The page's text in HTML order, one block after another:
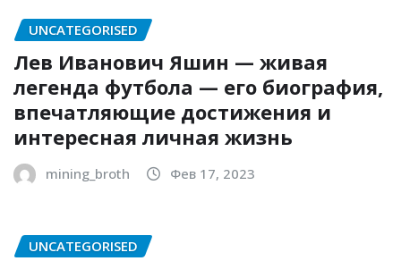
UNCATEGORISED
Лев Иванович Яшин — живая
легенда футбола — его биография,
впечатляющие достижения и
интересная личная жизнь
mining_broth Фев 17, 2023
UNCATEGORISED